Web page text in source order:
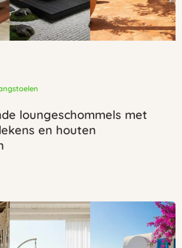
loungeschommels met
en houten